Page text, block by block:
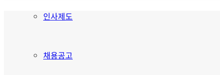
인사제도
채용공고